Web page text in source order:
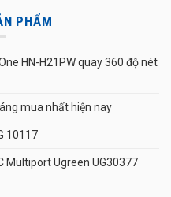
PHẨM
HN-H21PW quay 360 độ nét
mua nhất hiện nay
10117
Multiport Ugreen UG30377